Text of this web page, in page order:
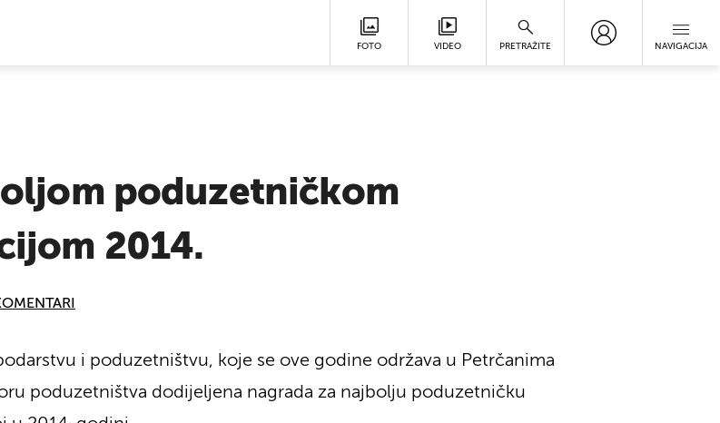
FOTO VIDEO PRETRAŽITE NAVIGACIJA
poduzetničkom
2014.
i poduzetništvu, koje se ove godine održava u Petrčanima
poduzetništva dodijeljena nagrada za najbolju poduzetničku